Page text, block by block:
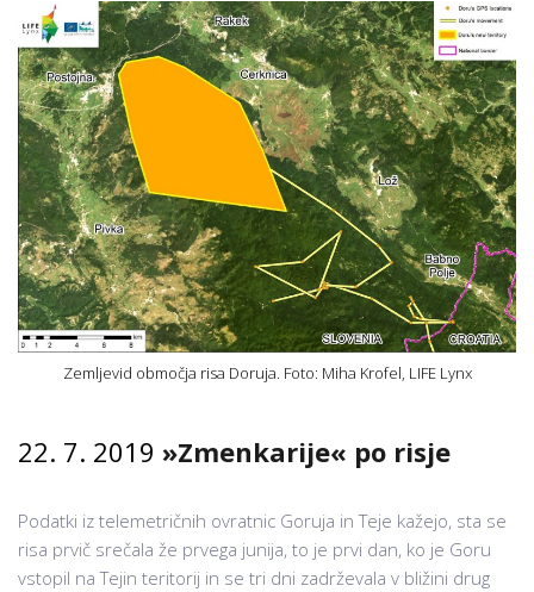
Zemljevid območja risa Doruja. Foto: Miha Krofel, LIFE Lynx
22. 7. 2019 »Zmenkarije« po risje
Podatki iz telemetričnih ovratnic Goruja in Teje kažejo, sta se
risa prvič srečala že prvega junija, to je prvi dan, ko je Goru
vstopil na Tejin teritorij in se tri dni zadrževala v bližini drug